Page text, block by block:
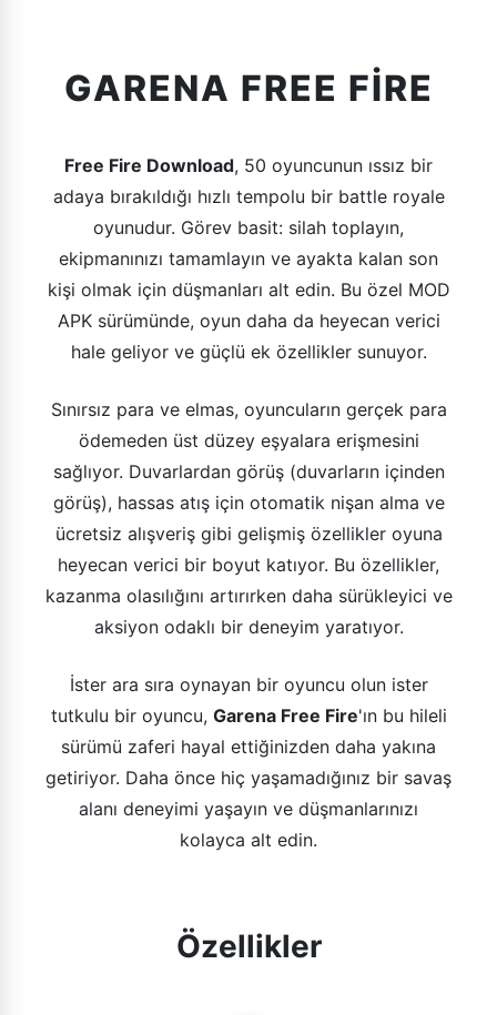
GARENA FREE FIRE
Free Fire Download, 50 oyuncunun ıssız bir
adaya bırakıldığı hızlı tempolu bir battle royale
oyunudur. Görev basit: silah toplayın,
ekipmanınızı tamamlayın ve ayakta kalan son
kişi olmak için düşmanları alt edin. Bu özel MOD
APK sürümünde, oyun daha da heyecan verici
hale geliyor ve güçlü ek özellikler sunuyor.
Sınırsız para ve elmas, oyuncuların gerçek para
ödemeden üst düzey eşyalara erişmesini
sağlıyor. Duvarlardan görüş (duvarların içinden
görüş), hassas atış için otomatik nişan alma ve
ücretsiz alışveriş gibi gelişmiş özellikler oyuna
heyecan verici bir boyut katıyor. Bu özellikler,
kazanma olasılığını artırırken daha sürükleyici ve
aksiyon odaklı bir deneyim yaratıyor.
İster ara sıra oynayan bir oyuncu olun ister
tutkulu bir oyuncu, Garena Free Fire'ın bu hileli
sürümü zaferi hayal ettiğinizden daha yakına
getiriyor. Daha önce hiç yaşamadığınız bir savaş
alanı deneyimi yaşayın ve düşmanlarınızı
kolayca alt edin.
Özellikler